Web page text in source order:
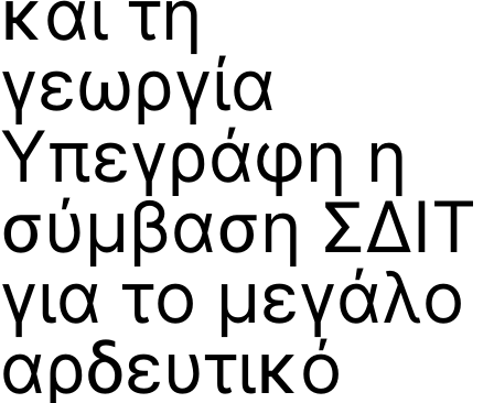
γεωργία
Υπεγράφη η
σύμβαση ΣΔΙΤ
για το μεγάλο
αρδευτικό